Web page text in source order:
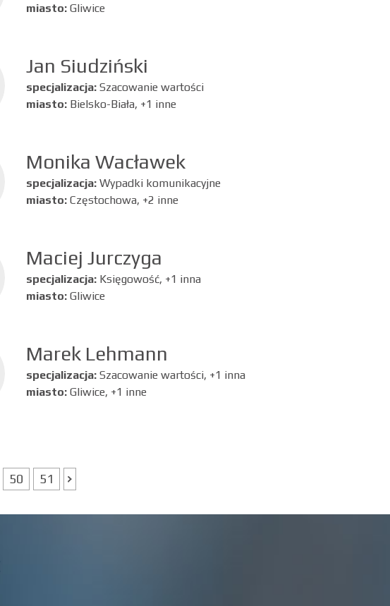
miasto:Gliwice
Jan Siudziński
specjalizacja:Szacowanie wartości
miasto: Bielsko-Biała, +1 inne
Monika Wacławek
specjalizacja:Wypadki komunikacyjne
miasto:Częstochowa, +2 inne
Maciej Jurczyga
specjalizacja: Księgowość, +1 inna
miasto:Gliwice
Marek Lehmann
specjalizacja:Szacowanie wartości, +1 inna
miasto:Gliwice, +1 inne
50 51